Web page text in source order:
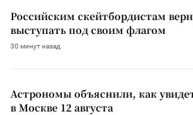
Российским скейтбордистам
выступать под своим флагом
30 минут назад
Астрономы объяснили, как
в Москве 12 августа